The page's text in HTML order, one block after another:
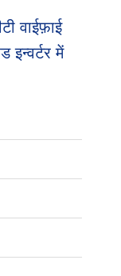
वाईफ़ाई
इन्वर्टर में